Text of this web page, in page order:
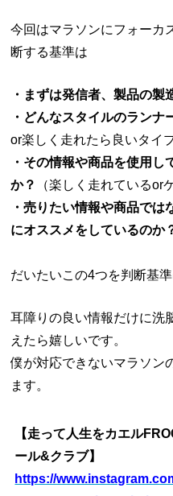
今回はマラソンにフォーカ
断する基準は
・まずは発信者、製品の製
・どんなスタイルのランナ
or楽しく走れたら良いタイプ
・その情報や商品を使用
か？
（楽しく走れているor
・売りたい情報や商品で
にオススメをしているのか
だいたいこの4つを判断基準
耳障りの良い情報だけに洗
えたら嬉しいです。
僕が対応できないマラソン
ます。
【走って人生をカエル
ール&クラブ】
https://